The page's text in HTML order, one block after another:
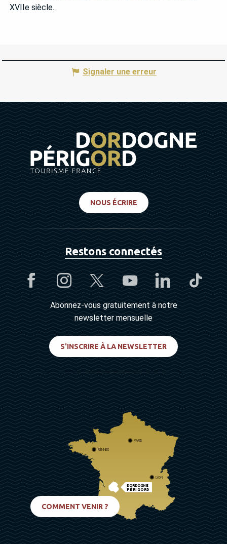
XVIIe siècle.
Signaler une erreur
NOUS ÉCRIRE
Restons connectés
Abonnez-vous gratuitement à notre
newsletter mensuelle
S'INSCRIRE À LA NEWSLETTER
DORDOGNE
PÉRIGORD
PARIS
RENNES
LYON
COMMENT VENIR ?